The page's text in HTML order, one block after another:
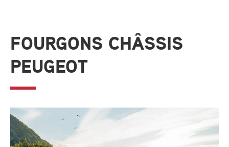
FOURGONS CHÂSSIS
PEUGEOT